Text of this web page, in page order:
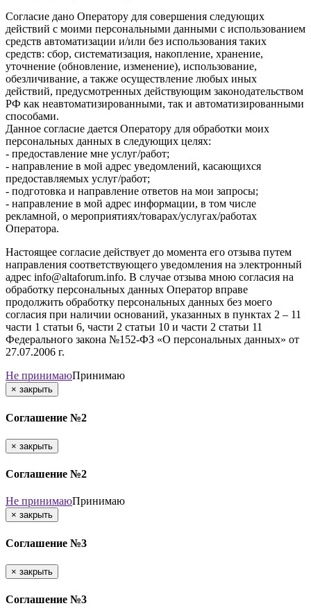
Согласие дано Оператору для совершения следующих
действий с моими персональными данными с использованием
средств автоматизации и/или без использования таких
средств: сбор, систематизация, накопление, хранение,
уточнение (обновление, изменение), использование,
обезличивание, а также осуществление любых иных
действий, предусмотренных действующим законодательством
РФ как неавтоматизированными, так и автоматизированными
способами.
Данное согласие дается Оператору для обработки моих
персональных данных в следующих целях:
- предоставление мне услуг/работ;
- направление в мой адрес уведомлений, касающихся
предоставляемых услуг/работ;
- подготовка и направление ответов на мои запросы;
- направление в мой адрес информации, в том числе
рекламной, о мероприятиях/товарах/услугах/работах
Оператора.
Настоящее согласие действует до момента его отзыва путем
направления соответствующего уведомления на электронный
адрес info@altaforum.info. В случае отзыва мною согласия на
обработку персональных данных Оператор вправе
продолжить обработку персональных данных без моего
согласия при наличии оснований, указанных в пунктах 2 – 11
части 1 статьи 6, части 2 статьи 10 и части 2 статьи 11
Федерального закона №152-ФЗ «О персональных данных» от
27.07.2006 г.
Не принимаюПринимаю
× закрыть
Соглашение №2
× закрыть
Соглашение №2
Не принимаюПринимаю
× закрыть
Соглашение №3
× закрыть
Соглашение №3